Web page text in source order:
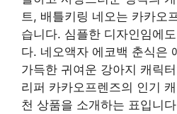
트, 배틀키링 네오는 카카오
습니다. 심플한 디자인임에
다. 네오액자 에코백 춘식은
가득한 귀여운 강아지 캐릭
리퍼 카카오프렌즈의 인기
천 상품을 소개하는 표입니